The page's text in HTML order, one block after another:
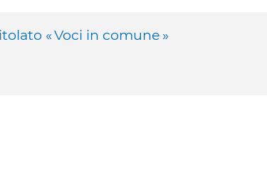
« Voci in comune »